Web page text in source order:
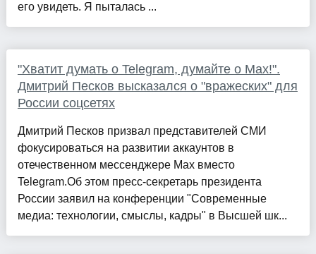
его увидеть. Я пыталась ...
"Хватит думать о Telegram, думайте о Max!".
Дмитрий Песков высказался о "вражеских" для
России соцсетях
Дмитрий Песков призвал представителей СМИ
фокусироваться на развитии аккаунтов в
отечественном мессенджере Max вместо
Telegram.Об этом пресс-секретарь президента
России заявил на конференции "Современные
медиа: технологии, смыслы, кадры" в Высшей шк...